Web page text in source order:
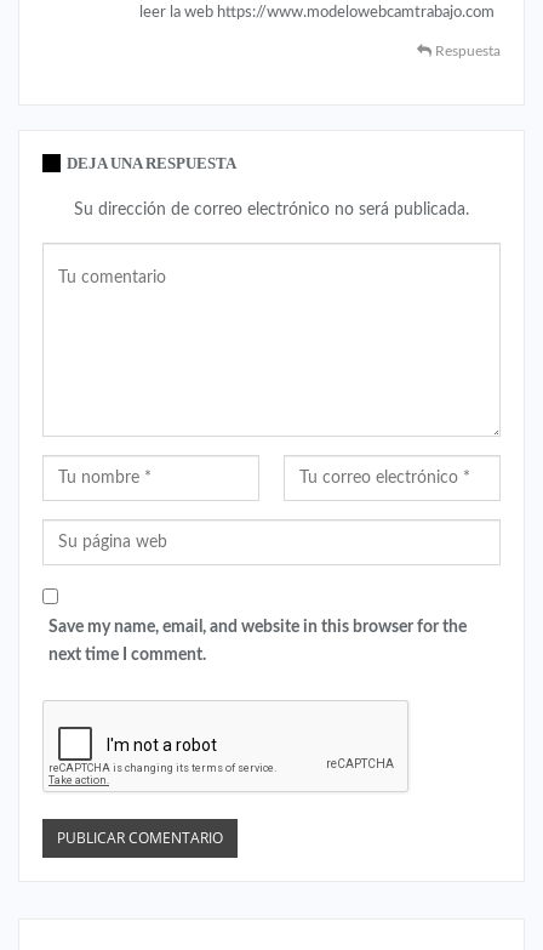
leer la web https://www.modelowebcamtrabajo.com
Respuesta
DEJA UNA RESPUESTA
Su dirección de correo electrónico no será publicada.
Save my name, email, and website in this browser for the
next time I comment.